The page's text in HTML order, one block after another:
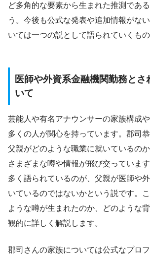
ど多角的な要素から生まれた推測であ
う。今後も公式な発表や追加情報がな
いては一つの説として語られていくもの
医師や外資系金融機関勤務とさ
いて
芸能人や有名アナウンサーの家族構成や
多くの人が関心を持っています。郡司恭
父親がどのような職業に就いているの
さまざまな噂や情報が飛び交っていま
多く語られているのが、父親が医師や
いているのではないかという説です。
ような噂が生まれたのか、どのような
観的に詳しく解説します。
郡司さんの家族については公式なプロ